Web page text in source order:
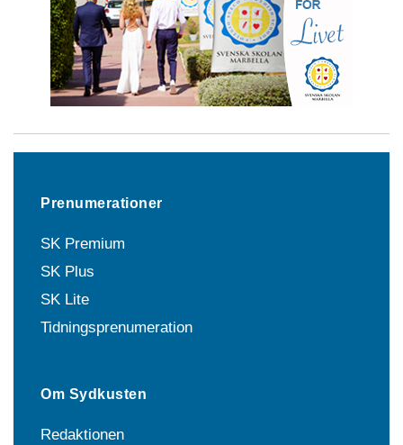
Prenumerationer
SK Premium
SK Plus
SK Lite
Tidningsprenumeration
Om Sydkusten
Redaktionen